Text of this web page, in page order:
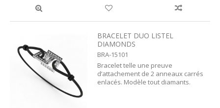
BRACELET DUO LISTEL
DIAMONDS
BRA-15101
Bracelet telle une preuve
d’attachement de 2 anneaux carrés
enlacés. Modèle tout diamants.